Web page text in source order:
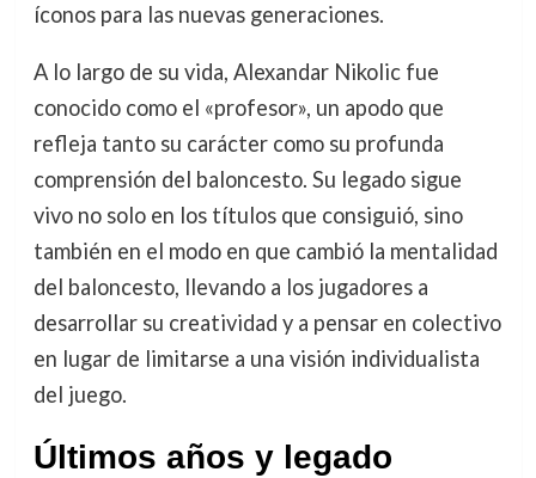
íconos para las nuevas generaciones.
A lo largo de su vida, Alexandar Nikolic fue
conocido como el «profesor», un apodo que
refleja tanto su carácter como su profunda
comprensión del baloncesto. Su legado sigue
vivo no solo en los títulos que consiguió, sino
también en el modo en que cambió la mentalidad
del baloncesto, llevando a los jugadores a
desarrollar su creatividad y a pensar en colectivo
en lugar de limitarse a una visión individualista
del juego.
Últimos años y legado